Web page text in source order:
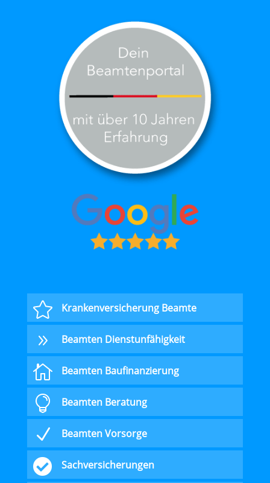
 Krankenversicherung Beamte
9 Beamten Dienstunfähigkeit
 Beamten Baufinanzierung
 Beamten Beratung
N Beamten Vorsorge
 Sachversicherungen